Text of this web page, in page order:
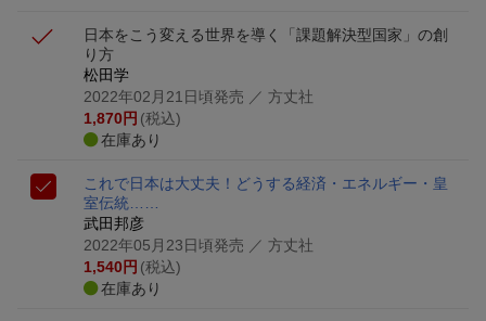
日本をこう変える世界を導く「課題解決型国家」の創
り方
松田学
2022年02月21日頃発売 ／ 方丈社
1,870円 (税込)
在庫あり
これで日本は大丈夫！ どうする経済・エネルギー・皇
室伝統……
武田邦彦
2022年05月23日頃発売 ／ 方丈社
1,540円 (税込)
在庫あり